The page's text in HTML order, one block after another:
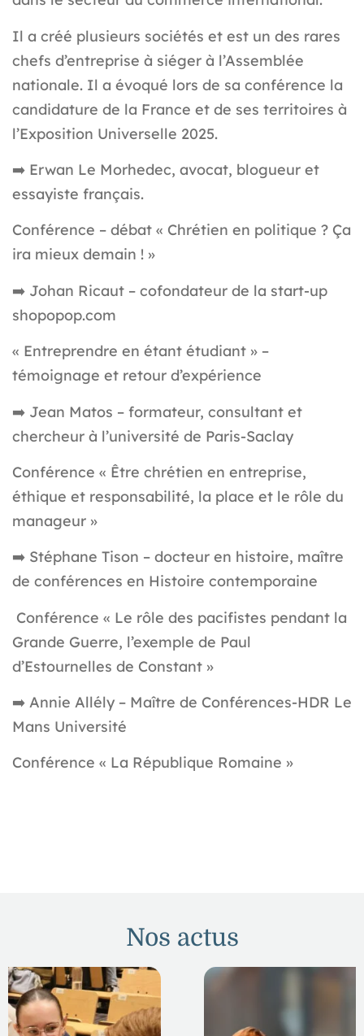
Il a créé plusieurs sociétés et est un des rares
chefs d’entreprise à siéger à l’Assemblée
nationale. Il a évoqué lors de sa conférence la
candidature de la France et de ses territoires à
l’Exposition Universelle 2025.
➡️ Erwan Le Morhedec, avocat, blogueur et
essayiste français.
Conférence – débat « Chrétien en politique ? Ça
ira mieux demain ! »
➡️ Johan Ricaut – cofondateur de la start-up
shopopop.com
« Entreprendre en étant étudiant » –
témoignage et retour d’expérience
➡️ Jean Matos – formateur, consultant et
chercheur à l’université de Paris-Saclay
Conférence « Être chrétien en entreprise,
éthique et responsabilité, la place et le rôle du
manageur »
➡️ Stéphane Tison – docteur en histoire, maître
de conférences en Histoire contemporaine
Conférence « Le rôle des pacifistes pendant la
Grande Guerre, l’exemple de Paul
d’Estournelles de Constant »
➡️ Annie Allély – Maître de Conférences-HDR Le
Mans Université
Conférence « La République Romaine »
Nos actus